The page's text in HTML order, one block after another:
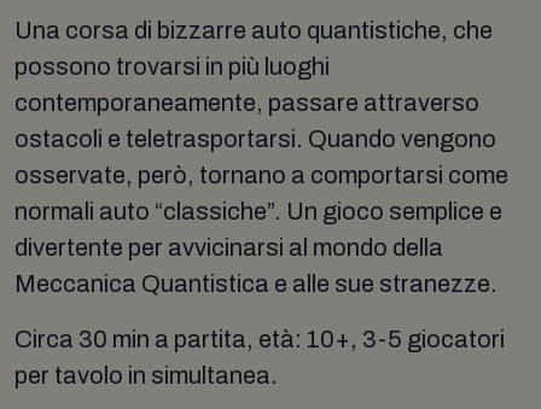
Una corsa di bizzarre auto quantistiche, che
possono trovarsi in più luoghi
contemporaneamente, passare attraverso
ostacoli e teletrasportarsi. Quando vengono
osservate, però, tornano a comportarsi come
normali auto “classiche”. Un gioco semplice e
divertente per avvicinarsi al mondo della
Meccanica Quantistica e alle sue stranezze.
Circa 30 min a partita, età: 10+, 3-5 giocatori
per tavolo in simultanea.